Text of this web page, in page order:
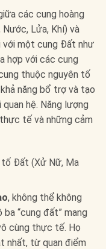
các cung hoàng
Lửa, Khí) và
với một cung Đất như
hợp với các cung
thuộc nguyên tố
năng bổ trợ và tạo
hệ. Năng lượng
tế và những cảm
tố Đất (Xử Nữ, Ma
, không thể không
“cung đất” mang
cùng thực tế. Họ
nhất, từ quan điểm